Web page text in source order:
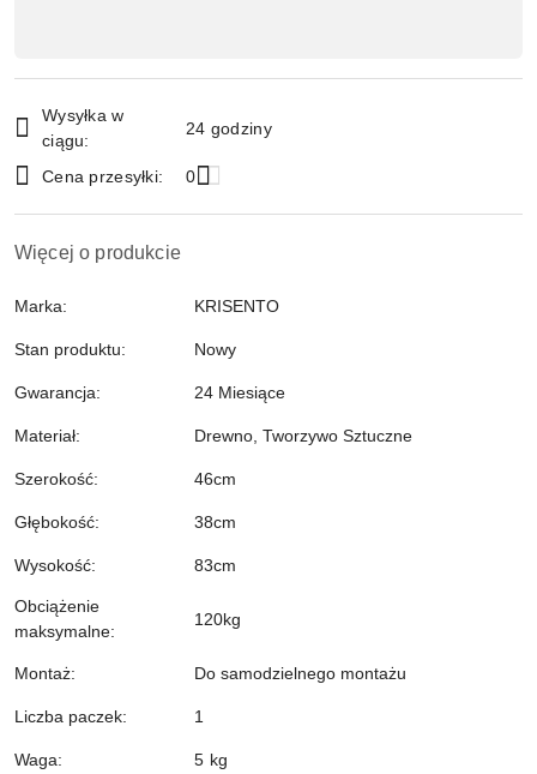
Wysyłka w
ciągu:
24 godziny
Cena przesyłki: 0
Więcej o produkcie
Marka: KRISENTO
Stan produktu: Nowy
Gwarancja: 24 Miesiące
Materiał: Drewno, Tworzywo Sztuczne
Szerokość: 46cm
Głębokość: 38cm
Wysokość: 83cm
Obciążenie
maksymalne:
120kg
Montaż: Do samodzielnego montażu
Liczba paczek: 1
Waga: 5 kg